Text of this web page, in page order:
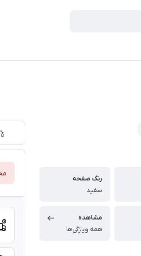
رنگ صفحه
سفید
مشاهده
همه ویژگی‌ها